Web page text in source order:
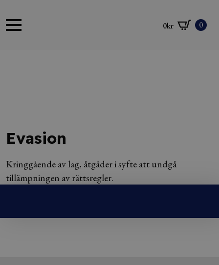
0kr 0
Evasion
Kringgående av lag, åtgäder i syfte att undgå
tillämpningen av rättsregler.